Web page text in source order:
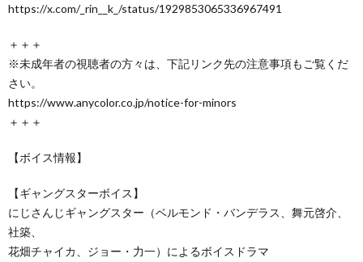
https://x.com/_rin__k_/status/1929853065336967491
＋＋＋
※未成年者の視聴者の方々は、下記リンク先の注意事項もご覧くだ
さい。
https://www.anycolor.co.jp/notice-for-minors
＋＋＋
【ボイス情報】
【ギャングスターボイス】
にじさんじギャングスター（ベルモンド・バンデラス、舞元啓介、
社築、
花畑チャイカ、ジョー・力一）によるボイスドラマ